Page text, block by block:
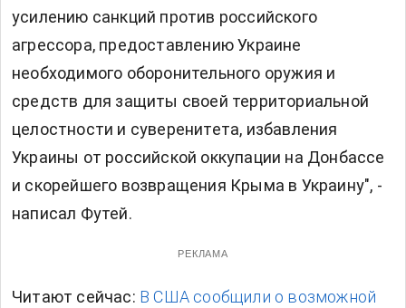
усилению санкций против российского
агрессора, предоставлению Украине
необходимого оборонительного оружия и
средств для защиты своей территориальной
целостности и суверенитета, избавления
Украины от российской оккупации на Донбассе
и скорейшего возвращения Крыма в Украину", -
написал Футей.
РЕКЛАМА
Читают сейчас: В США сообщили о возможной